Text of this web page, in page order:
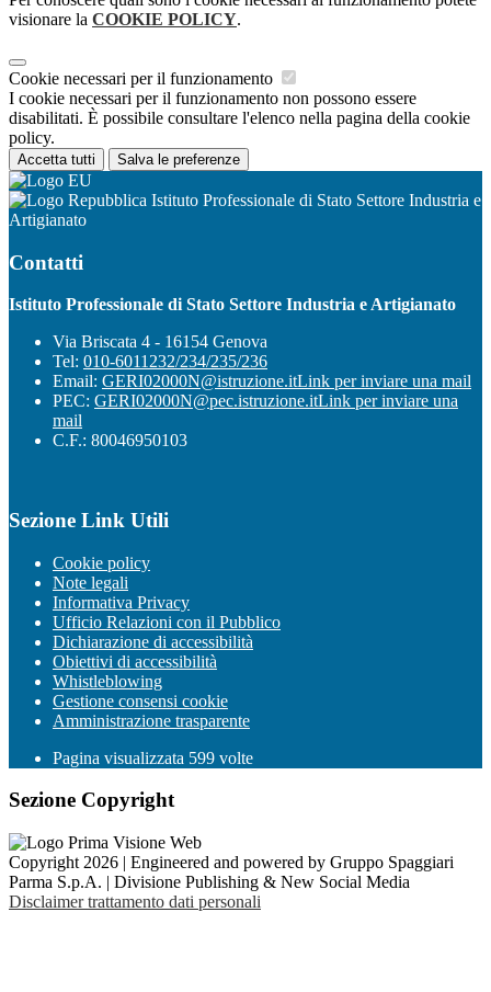
visionare la COOKIE POLICY.
Cookie necessari per il funzionamento
I cookie necessari per il funzionamento non possono essere
disabilitati. È possibile consultare l'elenco nella pagina della cookie
policy.
Accetta tutti Salva le preferenze
Istituto Professionale di Stato Settore Industria e
Artigianato
Contatti
Istituto Professionale di Stato Settore Industria e Artigianato
Via Briscata 4 - 16154 Genova
Tel: 010-6011232/234/235/236
Email: GERI02000N@istruzione.itLink per inviare una mail
PEC: GERI02000N@pec.istruzione.itLink per inviare una
mail
C.F.: 80046950103
Sezione Link Utili
Cookie policy
Note legali
Informativa Privacy
Ufficio Relazioni con il Pubblico
Dichiarazione di accessibilità
Obiettivi di accessibilità
Whistleblowing
Gestione consensi cookie
Amministrazione trasparente
Pagina visualizzata 599 volte
Sezione Copyright
Copyright 2026 | Engineered and powered by Gruppo Spaggiari
Parma S.p.A. | Divisione Publishing & New Social Media
Disclaimer trattamento dati personali